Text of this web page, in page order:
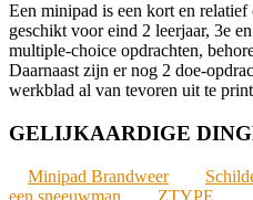
Een minipad is een kort en
geschikt voor eind 2 leerjaar, 3e
multiple-choice opdrachten,
Daarnaast zijn er nog 2 doe-
werkblad al van tevoren uit te
GELIJKAARDIGE
Minipad Brandweer
een sneeuwman
ZTYPE